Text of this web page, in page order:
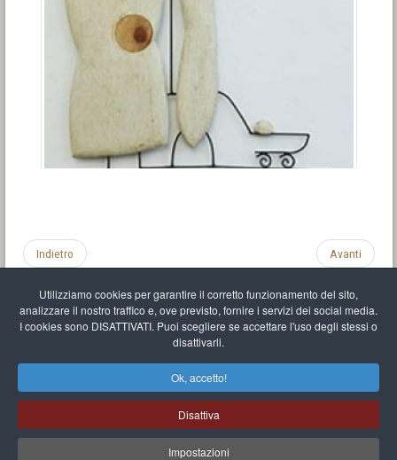
Utilizziamo cookies per garantire il corretto funzionamento del sito,
analizzare il nostro traffico e, ove previsto, fornire i servizi dei social media.
I cookies sono DISATTIVATI. Puoi scegliere se accettare l'uso degli stessi o
disattivarli.
Ok, accetto!
Disattiva
Impostazioni
Indietro Avanti
Mappa del sito
Mr Balthasar Brennenstuhl
Artista scultore e pittore
Quai Séverine Résidence Navy Club / 17 83430 Saint-Mandrier-sur-Mer,Provence-
Alpes-Côte d'Azur-France